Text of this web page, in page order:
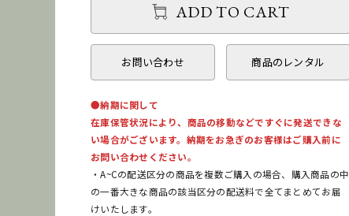
ADD TO CART
お問い合わせ 商品のレンタル
●納期に関して
在庫保管状況により、商品の移動などですぐに発送できな
い場合がございます。納期をお急ぎのお客様はご購入前に
お問い合わせください。
・A~Cの配送区分の商品を複数ご購入の場合、購入商品の中
の一番大きな商品の該当区分の配送料で全てまとめてお届
けいたします。